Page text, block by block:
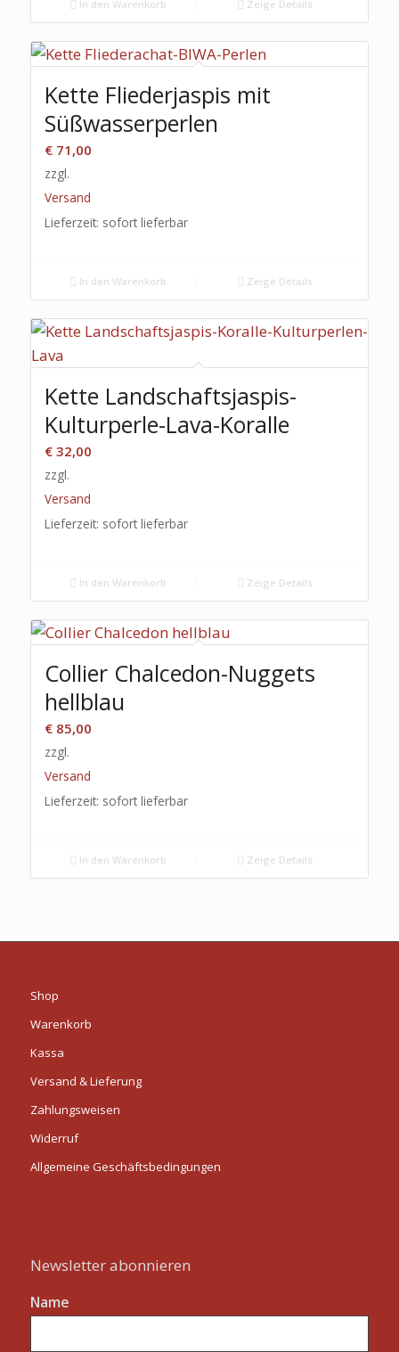
In den Warenkorb Zeige Details
Kette Fliederjaspis mit
Süßwasserperlen
€71,00
zzgl.
Versand
Lieferzeit: sofort lieferbar
In den Warenkorb Zeige Details
Kette Landschaftsjaspis-
Kulturperle-Lava-Koralle
€32,00
zzgl.
Versand
Lieferzeit: sofort lieferbar
In den Warenkorb Zeige Details
Collier Chalcedon-Nuggets
hellblau
€85,00
zzgl.
Versand
Lieferzeit: sofort lieferbar
In den Warenkorb Zeige Details
Shop
Warenkorb
Kassa
Versand & Lieferung
Zahlungsweisen
Widerruf
Allgemeine Geschäftsbedingungen
Newsletter abonnieren
Name